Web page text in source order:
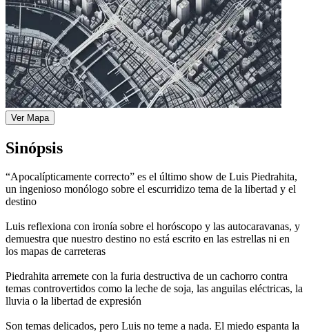
Ver Mapa
Sinópsis
“Apocalípticamente correcto” es el último show de Luis Piedrahita,
un ingenioso monólogo sobre el escurridizo tema de la libertad y el
destino
Luis reflexiona con ironía sobre el horóscopo y las autocaravanas, y
demuestra que nuestro destino no está escrito en las estrellas ni en
los mapas de carreteras
Piedrahita arremete con la furia destructiva de un cachorro contra
temas controvertidos como la leche de soja, las anguilas eléctricas, la
lluvia o la libertad de expresión
Son temas delicados, pero Luis no teme a nada. El miedo espanta la